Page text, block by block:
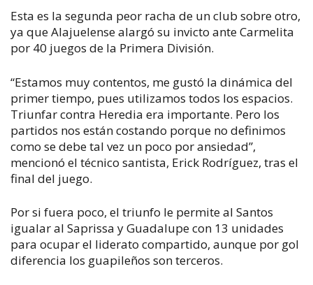
Esta es la segunda peor racha de un club sobre otro,
ya que Alajuelense alargó su invicto ante Carmelita
por 40 juegos de la Primera División.
“Estamos muy contentos, me gustó la dinámica del
primer tiempo, pues utilizamos todos los espacios.
Triunfar contra Heredia era importante. Pero los
partidos nos están costando porque no definimos
como se debe tal vez un poco por ansiedad”,
mencionó el técnico santista, Erick Rodríguez, tras el
final del juego.
Por si fuera poco, el triunfo le permite al Santos
igualar al Saprissa y Guadalupe con 13 unidades
para ocupar el liderato compartido, aunque por gol
diferencia los guapileños son terceros.